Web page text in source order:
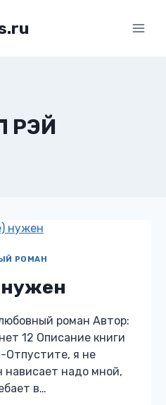
РЭЙ
РОМАН
роман Автор:
12 Описание книги
я не
нависает надо мной,
в…